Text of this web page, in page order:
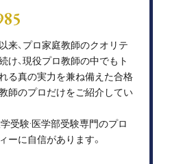
来、プロ家庭教師のクオリテ
け、現役プロ教師の中でもト
る真の実力を兼ね備えた合格
師のプロだけをご紹介してい
受験·医学部受験専門のプロ
ーに自信があります。